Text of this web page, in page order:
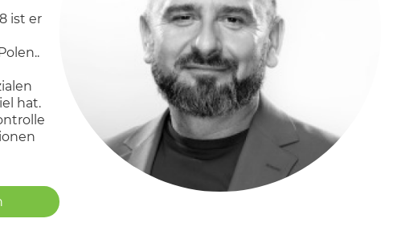
Ich bin Gründer und Leiter der Abteilung für
Krankheiten PsycheSomaPolis in Poznan.
Öffentlichkeit über die Rolle der Ernährung im Leben.
in Verbindung gebracht wird.. Dank unserer
Rolle im Heilungsprozess bewusst und lernen, die
Ich betrachte dies als meinen Erfolg
an der SWPS-Universität für Geistes- und
Qualität des Unterrichts und ermutigte die
ist er
hat.